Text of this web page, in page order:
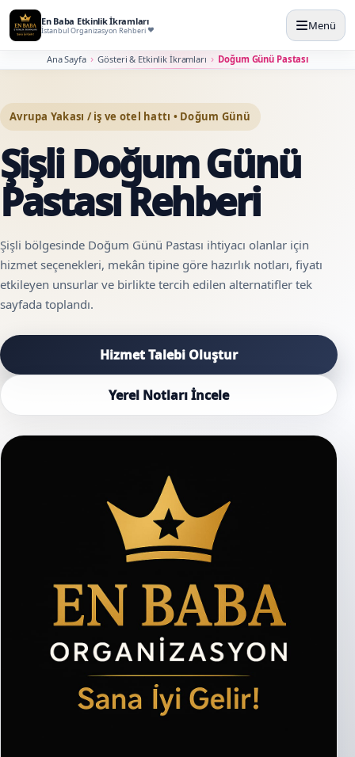
En Baba Etkinlik İkramları
İstanbul Organizasyon Rehberi Menü
Ana Sayfa Gösteri & Etkinlik İkramları Doğum Günü Pastası
Avrupa Yakası / iş ve otel hattı • Doğum Günü
Şişli Doğum Günü
Pastası Rehberi
Şişli bölgesinde Doğum Günü Pastası ihtiyacı olanlar için
hizmet seçenekleri, mekân tipine göre hazırlık notları, fiyatı
etkileyen unsurlar ve birlikte tercih edilen alternatifler tek
sayfada toplandı.
Hizmet Talebi Oluştur
Yerel Notları İncele